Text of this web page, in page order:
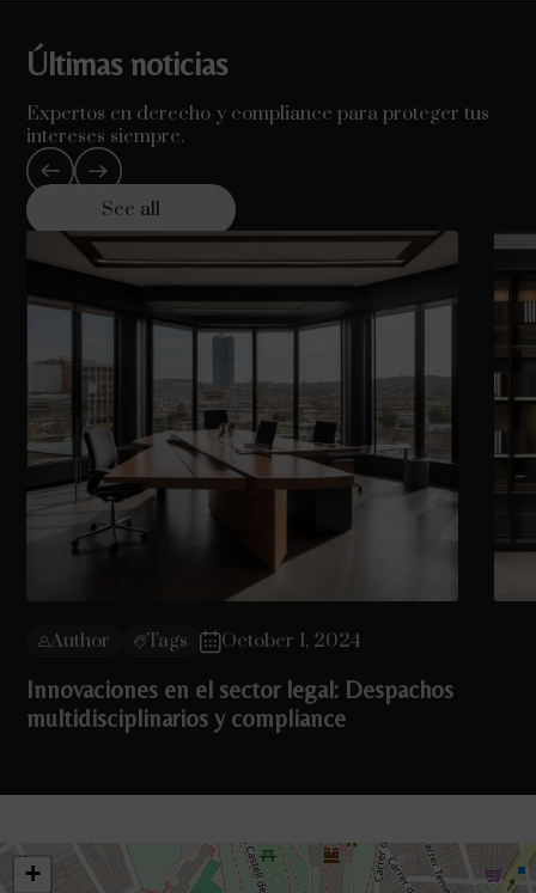
Últimas noticias
Expertos en derecho y compliance para proteger tus
intereses siempre.
See all
Author Tags October 1, 2024
Innovaciones en el sector legal: Despachos
multidisciplinarios y compliance
+